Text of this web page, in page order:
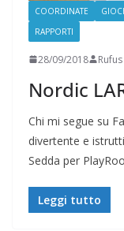
COORDINATE
RAPPORTI
28/09/2018 Rufus
Nordic
Chi mi segue su
divertente e
Sedda per
Leggi tutto